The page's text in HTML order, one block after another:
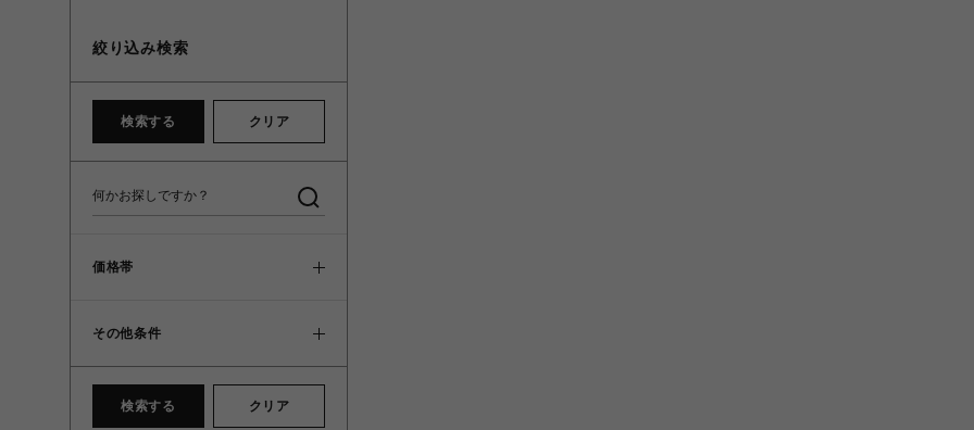
絞り込み検索
検索する クリア
価格帯
その他条件
検索する クリア